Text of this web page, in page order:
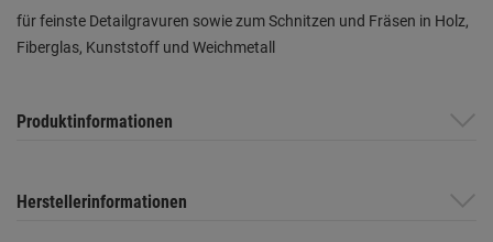
für feinste Detailgravuren sowie zum Schnitzen und Fräsen in Holz,
Fiberglas, Kunststoff und Weichmetall
Produktinformationen
Herstellerinformationen